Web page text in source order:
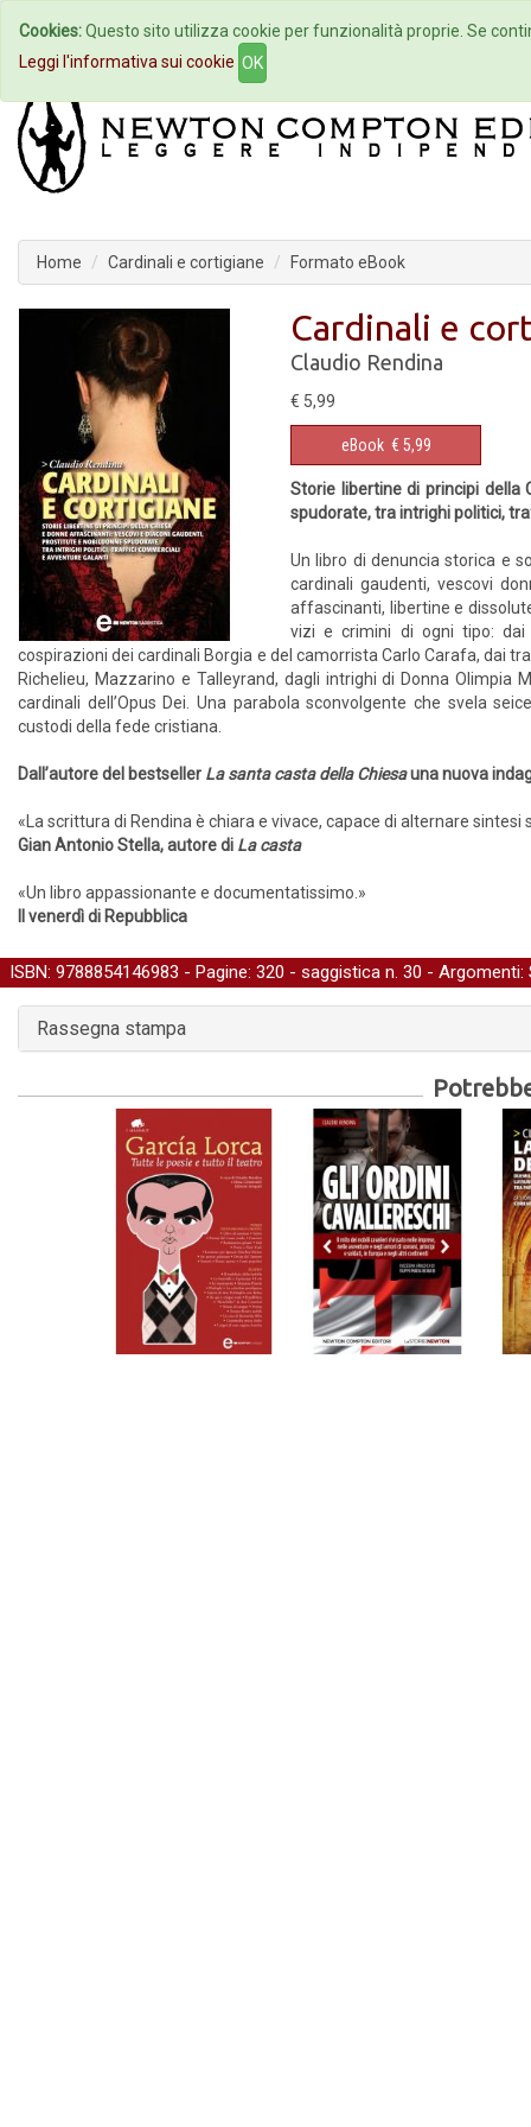
Home Autori Eventi
Home Cardinali e cortigiane Formato eBook
Cardinali e
Claudio Rendina
€ 5,99
eBook € 5,99
Storie libertine di principi della
spudorate, tra intrighi politici,
Un libro di denuncia storica e
cardinali gaudenti, vescovi
affascinanti, libertine e
vizi e crimini di ogni tipo: dai
cospirazioni dei cardinali Borgia e del camorrista Carlo Carafa, dai
Richelieu, Mazzarino e Talleyrand, dagli intrighi di Donna
cardinali dell’Opus Dei. Una parabola sconvolgente che svela
custodi della fede cristiana.
Dall’autore del bestseller La santa casta della Chiesauna nuova
«La scrittura di Rendina è chiara e vivace, capace di alternare sintesi
Gian Antonio Stella, autore di La casta
«Un libro appassionante e documentatissimo.»
Il venerdì di Repubblica
ISBN: 9788854146983 - Pagine: 320 - saggistica n. 30 - Argomenti:
Rassegna stampa
Cookies:Questo sito utilizza cookie per funzionalità proprie. Se
Leggi l'informativa sui cookie OK